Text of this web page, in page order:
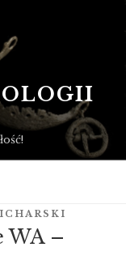
WA –